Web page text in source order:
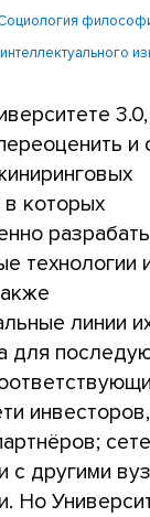
3.0,
и
в которых
технологии
линии
для
с другими
Но